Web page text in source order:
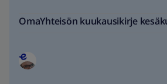
OmaYhteisön kuukausikirje